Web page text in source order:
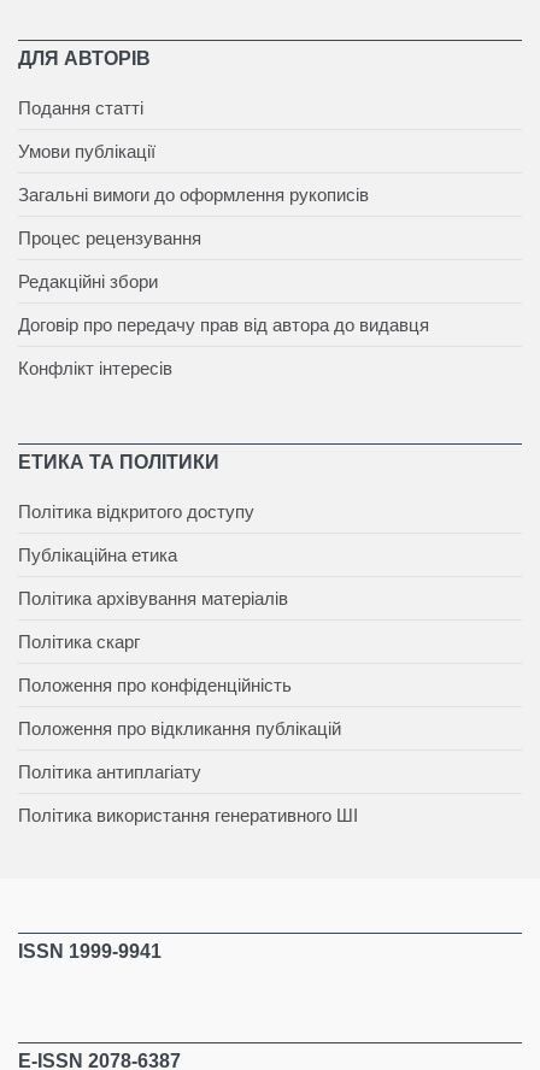
ДЛЯ АВТОРІВ
Подання статті
Умови публікації
Загальні вимоги до оформлення рукописів
Процес рецензування
Редакційні збори
Договір про передачу прав від автора до видавця
Конфлікт інтересів
ЕТИКА ТА ПОЛІТИКИ
Політика відкритого доступу
Публікаційна етика
Політика архівування матеріалів
Політика скарг
Положення про конфіденційність
Положення про відкликання публікацій
Політика антиплагіату
Політика використання генеративного ШІ
ISSN 1999-9941
E-ISSN 2078-6387